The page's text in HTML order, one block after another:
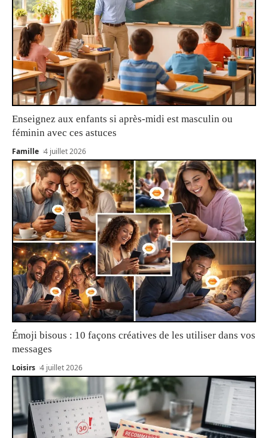
Enseignez aux enfants si après-midi est masculin ou
féminin avec ces astuces
Famille 4 juillet 2026
Émoji bisous : 10 façons créatives de les utiliser dans vos
messages
Loisirs 4 juillet 2026